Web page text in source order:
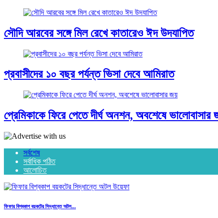
সৌদি আরবের সঙ্গে মিল রেখে কাতারেও ঈদ উদযাপিত
প্রবাসীদের ১০ বছর পর্যন্ত ভিসা দেবে আমিরাত
প্রেমিকাকে ফিরে পেতে দীর্ঘ অনশন, অবশেষে ভালোবাসার
সর্বশেষ
সর্বাধিক পঠিত
আলোচিত
ফিফার বিশ্বকাপ বয়কটের সিদ্ধান্তে অটল...